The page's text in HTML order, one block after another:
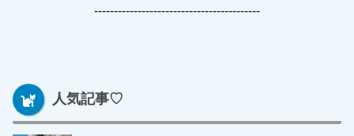
------------------------------------------
人気記事♡